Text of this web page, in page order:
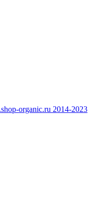
organic.ru 2014-2023